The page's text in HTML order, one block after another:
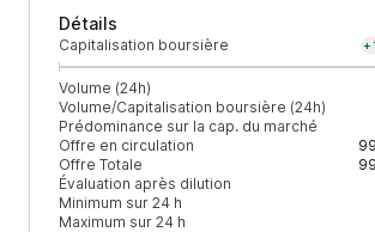
Détails
Capitalisation boursière
Volume (24h)
Volume/Capitalisation boursière (24h)
Prédominance sur la cap. du marché
Offre en circulation
Offre Totale
Évaluation après dilution
Minimum sur 24 h
Maximum sur 24 h